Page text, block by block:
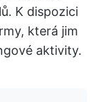
K dispozici
která jim
aktivity.